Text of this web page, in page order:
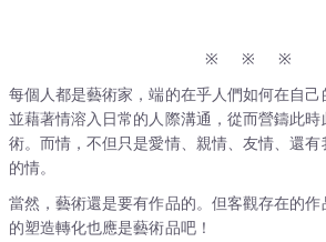
※ ※ ※
每個人都是藝術家，端的在乎人們如何在自己
並藉著情溶入日常的人際溝通，從而營鑄此
術。而情，不但只是愛情、親情、友情、還
的情。
當然，藝術還是要有作品的。但客觀存在的
的塑造轉化也應是藝術品吧！